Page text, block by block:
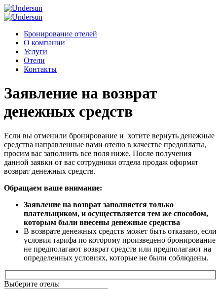
Бронирование отелей
О компании
Услуги
Отели
Контакты
Заявление на возврат
денежных средств
Если вы отменили бронирование и хотите вернуть денежные
средства направленные вами отелю в качестве предоплаты,
просим вас заполнить все поля ниже. После получения
данной заявки от вас сотрудники отдела продаж оформят
возврат денежных средств.
Обращаем ваше внимание:
Заявление на возврат заполняется только
плательщиком, и осуществляется тем же способом,
которым были внесены денежные средства
В возврате денежных средств может быть отказано, если
условия тарифа по которому произведено бронирование
не предполагают возврат средств или предполагают на
определенных условиях, которые не были соблюдены.
Выберите отель: